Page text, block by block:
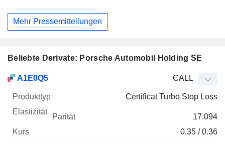
Mehr Pressemitteilungen
Beliebte Derivate: Porsche Automobil Holding SE
WKN Typ Kurs
A1E0Q5 CALL
Certificat Turbo Stop Loss
17.094
0.35 / 0.36